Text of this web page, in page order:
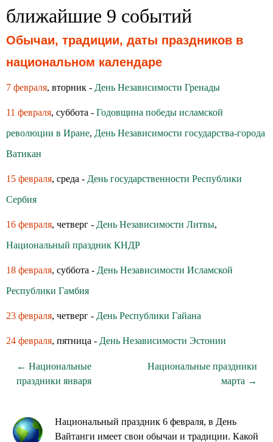
ближайшие 9 событий
Обычаи, традиции, даты праздников в
национальном календаре
7 февраля, вторник - День Независимости Гренады
11 февраля, суббота - Годовщина победы исламской
революции в Иране, День Независимости государства-города
Ватикан
15 февраля, среда - День государственности Республики
Сербия
16 февраля, четверг - День Независимости Литвы,
Национальный праздник КНДР
18 февраля, суббота - День Независимости Исламской
Республики Гамбия
23 февраля, четверг - День Республики Гайана
24 февраля, пятница - День Независимости Эстонии
← Национальные
праздники января
Национальные праздники
марта →
Национальный праздник 6 февраля, в День
Вайтанги имеет свои обычаи и традиции. Какой